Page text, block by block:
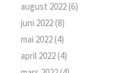
august 2022(6)
juni 2022(8)
mai 2022(4)
april 2022(4)